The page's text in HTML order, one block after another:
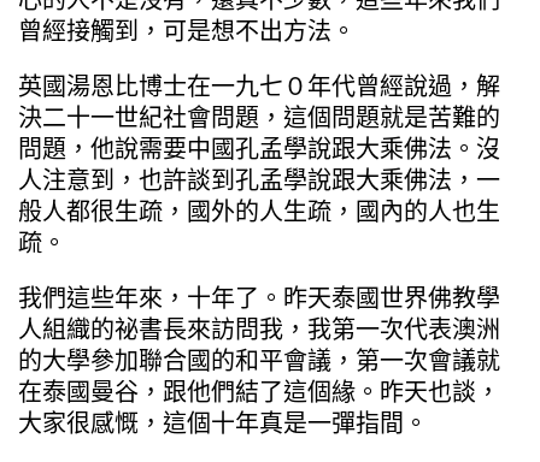
曾經接觸到，可是想不出方法。
英國湯恩比博士在一九七０年代曾經說過，解
決二十一世紀社會問題，這個問題就是苦難的
問題，他說需要中國孔孟學說跟大乘佛法。沒
人注意到，也許談到孔孟學說跟大乘佛法，一
般人都很生疏，國外的人生疏，國內的人也生
疏。
我們這些年來，十年了。昨天泰國世界佛教學
人組織的祕書長來訪問我，我第一次代表澳洲
的大學參加聯合國的和平會議，第一次會議就
在泰國曼谷，跟他們結了這個緣。昨天也談，
大家很感慨，這個十年真是一彈指間。